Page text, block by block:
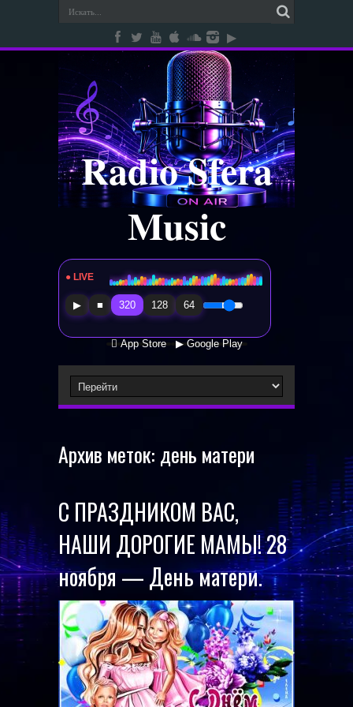
Radio Sfera
Music
● LIVE Radio Sfera Music
▶ ■ 320 128 64
 App Store ▶ Google Play
Архив меток: день матери
С ПРАЗДНИКОМ ВАС,
НАШИ ДОРОГИЕ МАМЫ! 28
ноября — День матери.